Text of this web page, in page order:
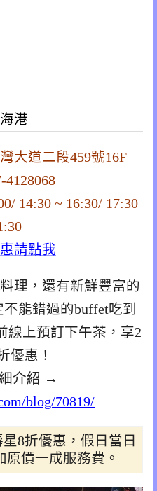
港
大道二段459號16F
4128068
14:30 ~ 16:30/ 17:30
請點我
理，還有新鮮豐富的
能錯過的buffet吃到
線上預訂下午茶，享2
優惠！
介紹 →
blog/70819/
8折優惠，假日當日
原價一成服務費。